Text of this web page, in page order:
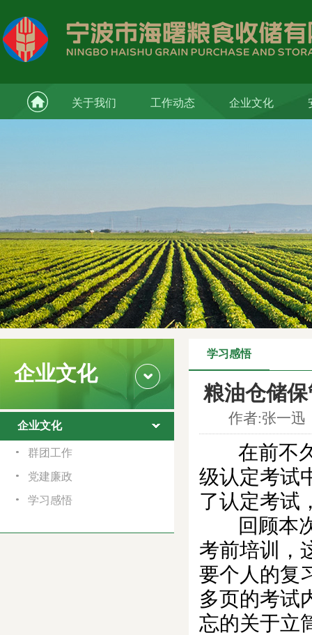
关于我们 工作动态 企业文化
企业文化
企业文化
群团工作
党建廉政
学习感悟
学习感悟
粮油仓储
作者:张一迅
在前不久
级认定考试
了认定考试
回顾本次
考前培训，
要个人的复
多页的考试
忘的关于立